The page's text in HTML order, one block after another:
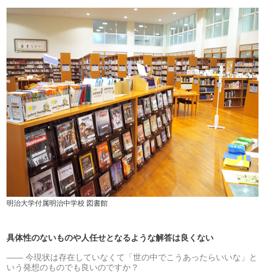
明治大学付属明治中学校 図書館
具体性のないものや人任せとなるような解答は良くない
今現状は存在していなくて「世の中でこうあったらいいな」と
いう発想のものでも良いのですか？